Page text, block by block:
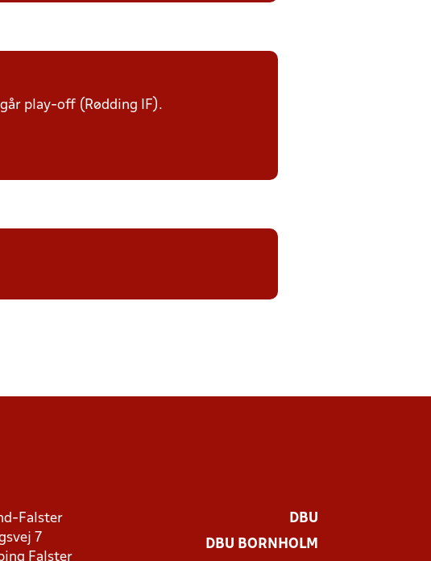
play-off (Rødding IF).
Falster
7
Falster
DBU
DBU BORNHOLM